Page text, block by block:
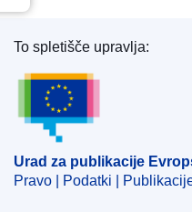
Urad za publikacije
To spletišče upravlja:
Urad za publikacije
Pravo | Podatki |